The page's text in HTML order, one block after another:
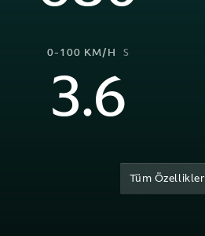
0-100 KM/H S
3.6
Tüm Özellikler